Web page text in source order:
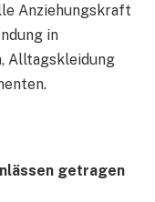
Anziehungskraft
in
Alltagskleidung
getragen